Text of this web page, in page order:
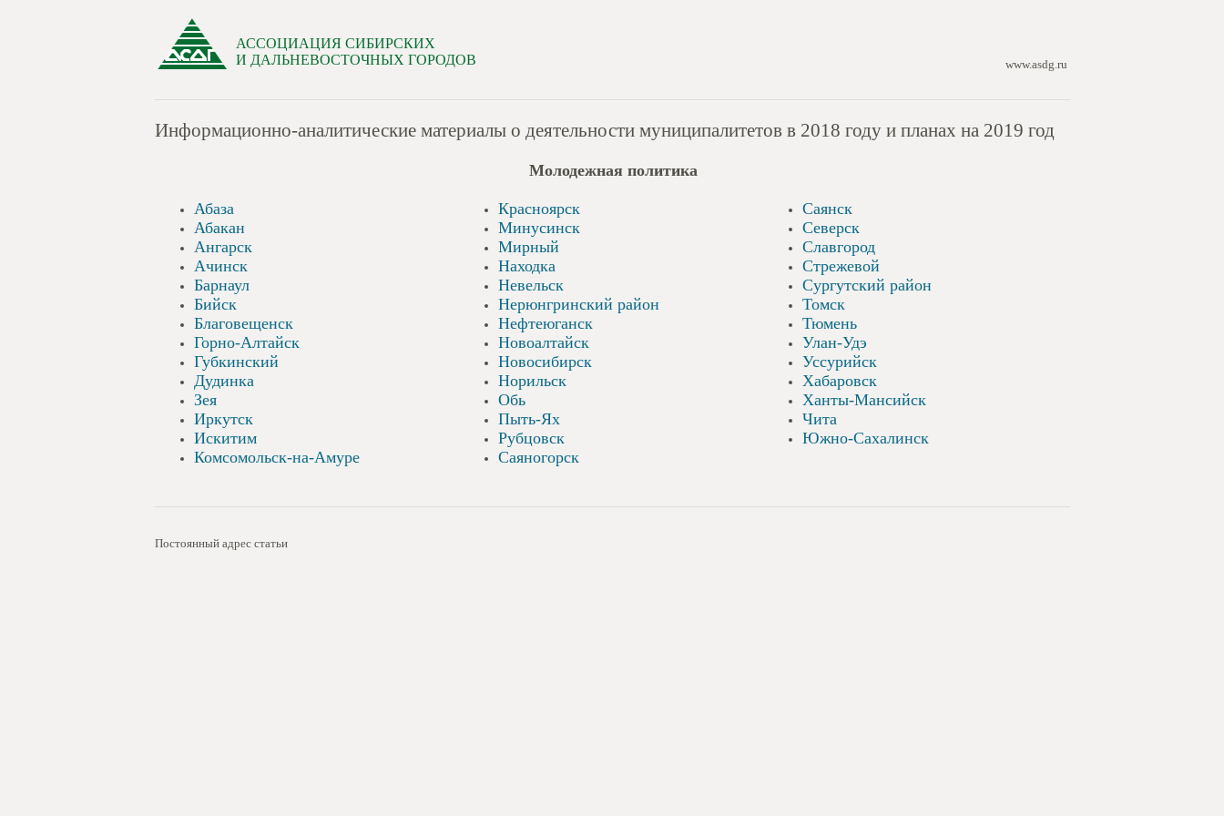
АССОЦИАЦИЯ СИБИРСКИХ
И ДАЛЬНЕВОСТОЧНЫХ ГОРОДОВ
www.asdg.ru
Информационно-аналитические материалы о деятельности муниципалитетов в 2018 году и планах на 2019 год
Молодежная политика
Абаза
Абакан
Ангарск
Ачинск
Барнаул
Бийск
Благовещенск
Горно-Алтайск
Губкинский
Дудинка
Зея
Иркутск
Искитим
Комсомольск-на-Амуре
Красноярск
Минусинск
Мирный
Находка
Невельск
Нерюнгринский район
Нефтеюганск
Новоалтайск
Новосибирск
Норильск
Обь
Пыть-Ях
Рубцовск
Саяногорск
Саянск
Северск
Славгород
Стрежевой
Сургутский район
Томск
Тюмень
Улан-Удэ
Уссурийск
Хабаровск
Ханты-Мансийск
Чита
Южно-Сахалинск
Постоянный адрес статьи